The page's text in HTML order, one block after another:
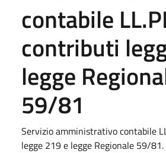
contabile
contributi
legge
59/81
Servizio amministrativo contabile
legge 219 e legge Regionale 59/81.